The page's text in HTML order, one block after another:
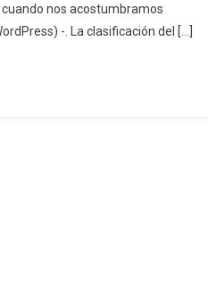
nos acostumbramos
-. La clasificación del […]